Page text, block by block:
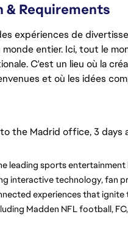
& Requirements
expériences de
entier. Ici, tout le
C'est un lieu où la
et où les idées
the Madrid office, 3 days
leading sports
interactive technology, fan
experiences that
Madden NFL football,